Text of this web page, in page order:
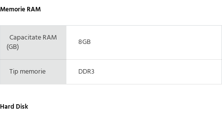
Memorie RAM
Capacitate RAM
(GB)
8GB
Tip memorie DDR3
Hard Disk